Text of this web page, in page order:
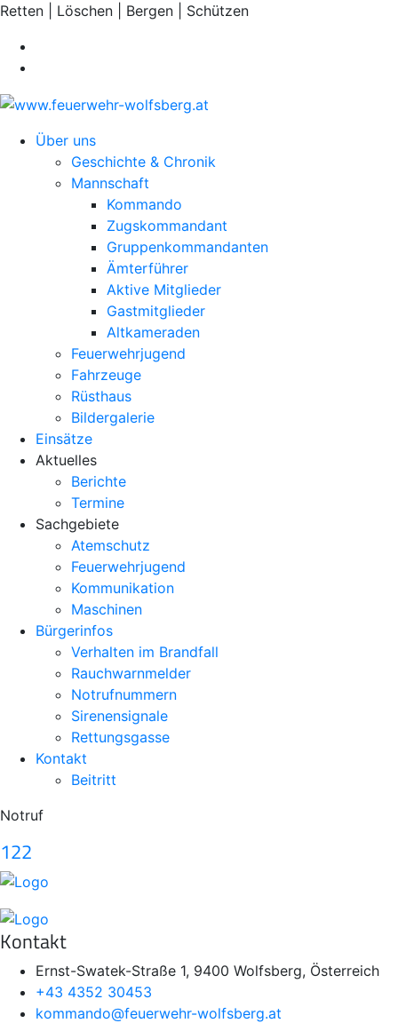
Retten | Löschen | Bergen | Schützen
Über uns
Geschichte & Chronik
Mannschaft
Kommando
Zugskommandant
Gruppenkommandanten
Ämterführer
Aktive Mitglieder
Gastmitglieder
Altkameraden
Feuerwehrjugend
Fahrzeuge
Rüsthaus
Bildergalerie
Einsätze
Aktuelles
Berichte
Termine
Sachgebiete
Atemschutz
Feuerwehrjugend
Kommunikation
Maschinen
Bürgerinfos
Verhalten im Brandfall
Rauchwarnmelder
Notrufnummern
Sirenensignale
Rettungsgasse
Kontakt
Beitritt
Notruf
122
Kontakt
Ernst-Swatek-Straße 1, 9400 Wolfsberg, Österreich
+43 4352 30453
kommando@feuerwehr-wolfsberg.at